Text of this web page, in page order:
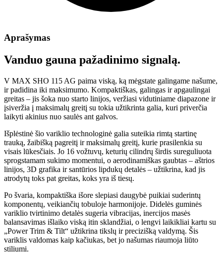
Aprašymas
Vanduo gauna pažadinimo signalą.
V MAX SHO 115 AG paima viską, ką mėgstate galingame našume,
ir padidina iki maksimumo. Kompaktiškas, galingas ir apgaulingai
greitas – jis šoka nuo starto linijos, veržiasi vidutiniame diapazone ir
įsiveržia į maksimalų greitį su tokia užtikrinta galia, kuri priverčia
laikyti akinius nuo saulės ant galvos.
Išplėstinė šio variklio technologinė galia suteikia rimtą startinę
trauką, žaibišką pagreitį ir maksimalų greitį, kurie prasilenkia su
visais lūkesčiais. Jo 16 vožtuvų, keturių cilindrų širdis sureguliuota
sprogstamam sukimo momentui, o aerodinamiškas gaubtas – aštrios
linijos, 3D grafika ir santūrios lipdukų detalės – užtikrina, kad jis
atrodytų toks pat greitas, koks yra iš tiesų.
Po švaria, kompaktiška išore slepiasi daugybė puikiai suderintų
komponentų, veikiančių tobuloje harmonijoje. Didelės guminės
variklio tvirtinimo detalės sugeria vibracijas, inercijos masės
balansavimas išlaiko viską itin sklandžiai, o lengvi laikikliai kartu su
„Power Trim & Tilt“ užtikrina tikslų ir precizišką valdymą. Šis
variklis valdomas kaip kačiukas, bet jo našumas riaumoja liūto
stiliumi.